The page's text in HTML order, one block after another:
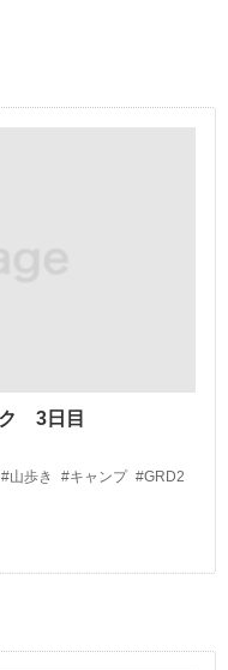
ク 3日目
#山歩き #キャンプ #GRD2